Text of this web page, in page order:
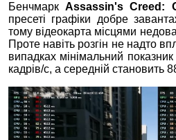
БенчмаркAssassin's Creed:
пресеті графіки добре
тому відеокарта місцями
Проте навіть розгін не надто
випадках мінімальний
кадрів/с, а середній становить